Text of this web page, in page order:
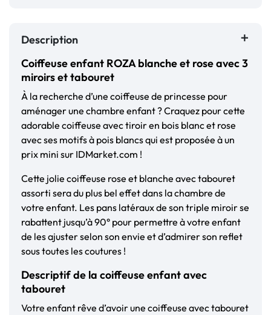
Description
Coiffeuse enfant ROZA blanche et rose avec 3
miroirs et tabouret
À la recherche d’une coiffeuse de princesse pour
aménager une chambre enfant ? Craquez pour cette
adorable coiffeuse avec tiroir en bois blanc et rose
avec ses motifs à pois blancs qui est proposée à un
prix mini sur IDMarket.com !
Cette jolie coiffeuse rose et blanche avec tabouret
assorti sera du plus bel effet dans la chambre de
votre enfant. Les pans latéraux de son triple miroir se
rabattent jusqu’à 90° pour permettre à votre enfant
de les ajuster selon son envie et d’admirer son reflet
sous toutes les coutures !
Descriptif de la coiffeuse enfant avec
tabouret
Votre enfant rêve d’avoir une coiffeuse avec tabouret